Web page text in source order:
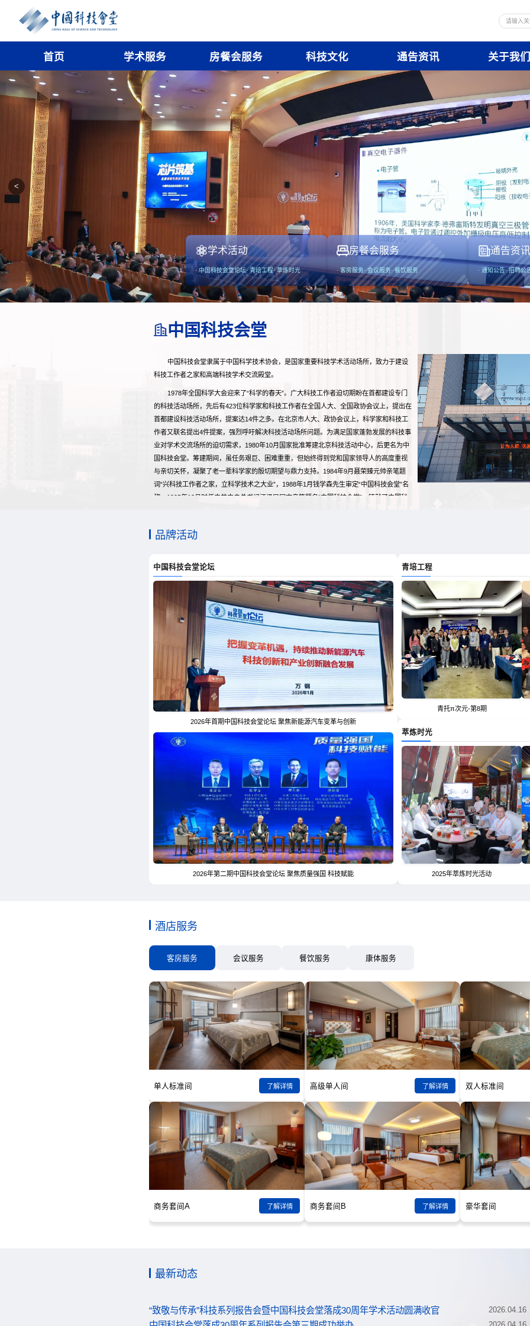
首页 学术服务 房餐会服务 科技文化 通告资讯 关于我们
<
学术活动
· 中国科技会堂论坛· 青培工程· 萃炼时光
房餐会服务
· 客房服务· 会议服务· 餐饮服务
通告资
· 通知公告· 招聘公
中国科技会堂
中国科技会堂隶属于中国科学技术协会，是国家重要科技学术活动场所，致力于建设
科技工作者之家和高端科技学术交流殿堂。
1978年全国科学大会迎来了“科学的春天”。广大科技工作者迫切期盼在首都建设专门
的科技活动场所，先后有423位科学家和科技工作者在全国人大、全国政协会议上，提出在
首都建设科技活动场所，提案达14件之多。在北京市人大、政协会议上，科学家和科技工
作者又联名提出4件提案，强烈呼吁解决科技活动场所问题。为满足国家蓬勃发展的科技事
业对学术交流场所的迫切需求，1980年10月国家批准筹建北京科技活动中心，后更名为中
国科技会堂。筹建期间，虽任务艰巨、困难重重，但始终得到党和国家领导人的高度重视
与亲切关怀，凝聚了老一辈科学家的殷切期望与鼎力支持。1984年9月聂荣臻元帅亲笔题
词“兴科技工作者之家，立科学技术之大业”，1988年1月钱学森先生审定“中国科技会堂”名
称，1995年12月时任中共中央总书记江泽民同志亲笔题名“中国科技会堂”，铸就了中国科
历经16年的建设，中国科技会堂于1996年3月18日正式落成。自启用以来，中国科技
会堂深耕科技服务三十载，集组织策划承接高端学术交流活动，为科技工作者提供会议、
会议近1000场、接待科技工作者逾5万人次。近年来举办的中国科技会堂论坛、青托工程
“领先行动”博士生系列活动等科技学术活动品牌效应明显，这里已成为科技工作者交流思
想、激荡智慧的重要阵地，见证着一代代科技工作者的智慧碰撞与薪火相传。
立足新时代，在2035年建成科技强国的战略目标引领下，中国科技会堂将更加聚焦高
质量发展主线，持续提升科技交流服务能力与水平。积极推动转型升级，着力构建一站式
科技会议综合服务平台，实现从单一传统会议服务向多元化集成式会议服务模式转变，打
造高端学术交流殿堂。以优良的服务及高效的经营管理，为科技工作者提供全方位、专业
化的科技服务保障，大力弘扬科学家精神，建设科技工作者之家，促进科技事业发展。
品牌活动
中国科技会堂论坛
2026年首期中国科技会堂论坛 聚焦新能源汽车变革与创新
2026年第二期中国科技会堂论坛 聚焦质量强国 科技赋能
青培工程
青托π次元-第8期
萃炼时光
2025年萃炼时光活动
酒店服务
客房服务 会议服务 餐饮服务 康体服务
单人标准间 了解详情 高级单人间 了解详情 双人标准间
商务套间A 了解详情 商务套间B 了解详情 豪华套间
最新动态
“致敬与传承”科技系列报告会暨中国科技会堂落成30周年学术活动圆满收官 2026.04.16